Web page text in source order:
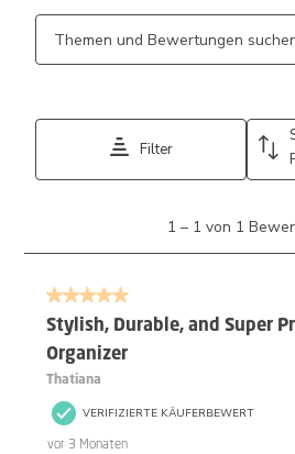
Suchthemen und Bewertungen
Filter
1
Bewertung.
1 – 1 von 1
5 von 5 Sternen.
Stylish, Durable, and Super
Organizer
Thatiana
VERIFIZIERTE KÄUFERBEWERT
vor 3 Monaten